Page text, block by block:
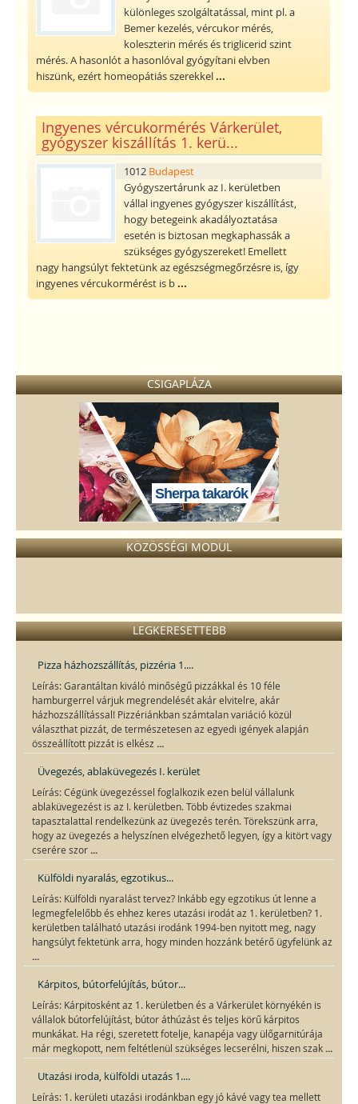
különleges szolgáltatással, mint pl. a
Bemer kezelés, vércukor mérés,
koleszterin mérés és triglicerid szint
mérés. A hasonlót a hasonlóval gyógyítani elvben
hiszünk, ezért homeopátiás szerekkel...
Ingyenes vércukormérés Várkerület,
gyógyszer kiszállítás 1. kerü...
1012 Budapest
Gyógyszertárunk az I. kerületben
vállal ingyenes gyógyszer kiszállítást,
hogy betegeink akadályoztatása
esetén is biztosan megkaphassák a
szükséges gyógyszereket! Emellett
nagy hangsúlyt fektetünk az egészségmegőrzésre is, így
ingyenes vércukormérést is b...
CSIGAPLÁZA
Sherpa takarók
KÖZÖSSÉGI MODUL
LEGKERESETTEBB
Pizza házhozszállítás, pizzéria 1....
Leírás: Garantáltan kiváló minőségű pizzákkal és 10 féle
hamburgerrel várjuk megrendelését akár elvitelre, akár
házhozszállítással! Pizzériánkban számtalan variáció közül
választhat pizzát, de természetesen az egyedi igények alapján
összeállított pizzát is elkész ...
Üvegezés, ablaküvegezés I. kerület
Leírás: Cégünk üvegezéssel foglalkozik ezen belül vállalunk
ablaküvegezést is az I. kerületben. Több évtizedes szakmai
tapasztalattal rendelkezünk az üvegezés terén. Törekszünk arra,
hogy az üvegezés a helyszínen elvégezhető legyen, így a kitört vagy
cserére szor ...
Külföldi nyaralás, egzotikus...
Leírás: Külföldi nyaralást tervez? Inkább egy egzotikus út lenne a
legmegfelelőbb és ehhez keres utazási irodát az 1. kerületben? 1.
kerületben található utazási irodánk 1994-ben nyitott meg, nagy
hangsúlyt fektetünk arra, hogy minden hozzánk betérő ügyfelünk az
...
Kárpitos, bútorfelújítás, bútor...
Leírás: Kárpitosként az 1. kerületben és a Várkerület környékén is
vállalok bútorfelújítást, bútor áthúzást és teljes körű kárpitos
munkákat. Ha régi, szeretett fotelje, kanapéja vagy ülőgarnitúrája
már megkopott, nem feltétlenül szükséges lecserélni, hiszen szak ...
Utazási iroda, külföldi utazás 1....
Leírás: 1. kerületi utazási irodánkban egy jó kávé vagy tea mellett